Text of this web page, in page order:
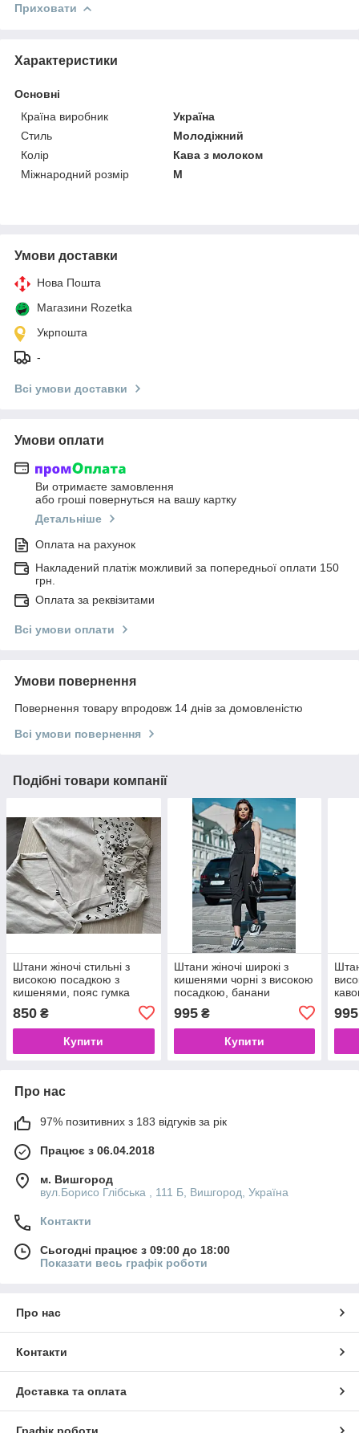
Приховати
Характеристики
Основні
Країна виробник
Україна
Стиль
Молодіжний
Колір
Кава з молоком
Міжнародний розмір
M
Умови доставки
Нова Пошта
Магазини Rozetka
Укрпошта
-
Всі умови доставки
Умови оплати
Ви отримаєте замовлення
або гроші повернуться на вашу картку
Детальніше
Оплата на рахунок
Накладений платіж можливий за попередньої оплати 150
грн.
Оплата за реквізитами
Всі умови оплати
Умови повернення
Повернення товару впродовж 14 днів за домовленістю
Всі умови повернення
Подібні товари компанії
Штани жіночі стильні з
високою посадкою з
кишенями, пояс гумка
850 ₴
Купити
Штани жіночі широкі з
кишенями чорні з високою
посадкою, банани
995₴
Купити
995
Про нас
97% позитивних з 183 відгуків за рік
Працює з 06.04.2018
м. Вишгород
вул.Борисо Глібська , 111 Б, Вишгород, Україна
Контакти
Сьогодні працює з 09:00 до 18:00
Показати весь графік роботи
Про нас
Контакти
Доставка та оплата